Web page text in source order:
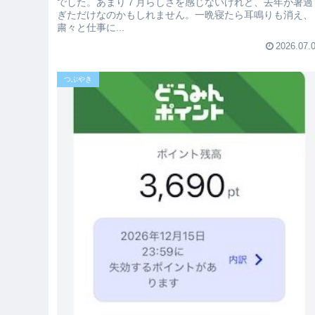
ぎただけなのかもしれません。一晩寝たら耳鳴りも消え、
粛々と仕事に...
つぶやき